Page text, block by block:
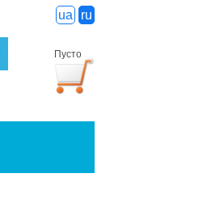
ua ru
Пусто